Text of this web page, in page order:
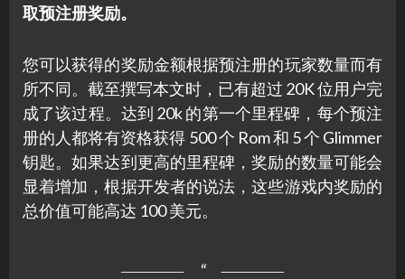
取预注册奖励。
您可以获得的奖励金额根据预注册的玩家数量而有
所不同。截至撰写本文时，已有超过 20K 位用户完
成了该过程。达到 20k 的第一个里程碑，每个预注
册的人都将有资格获得 500 个 Rom 和 5 个 Glimmer
钥匙。如果达到更高的里程碑，奖励的数量可能会
显着增加，根据开发者的说法，这些游戏内奖励的
总价值可能高达 100 美元。